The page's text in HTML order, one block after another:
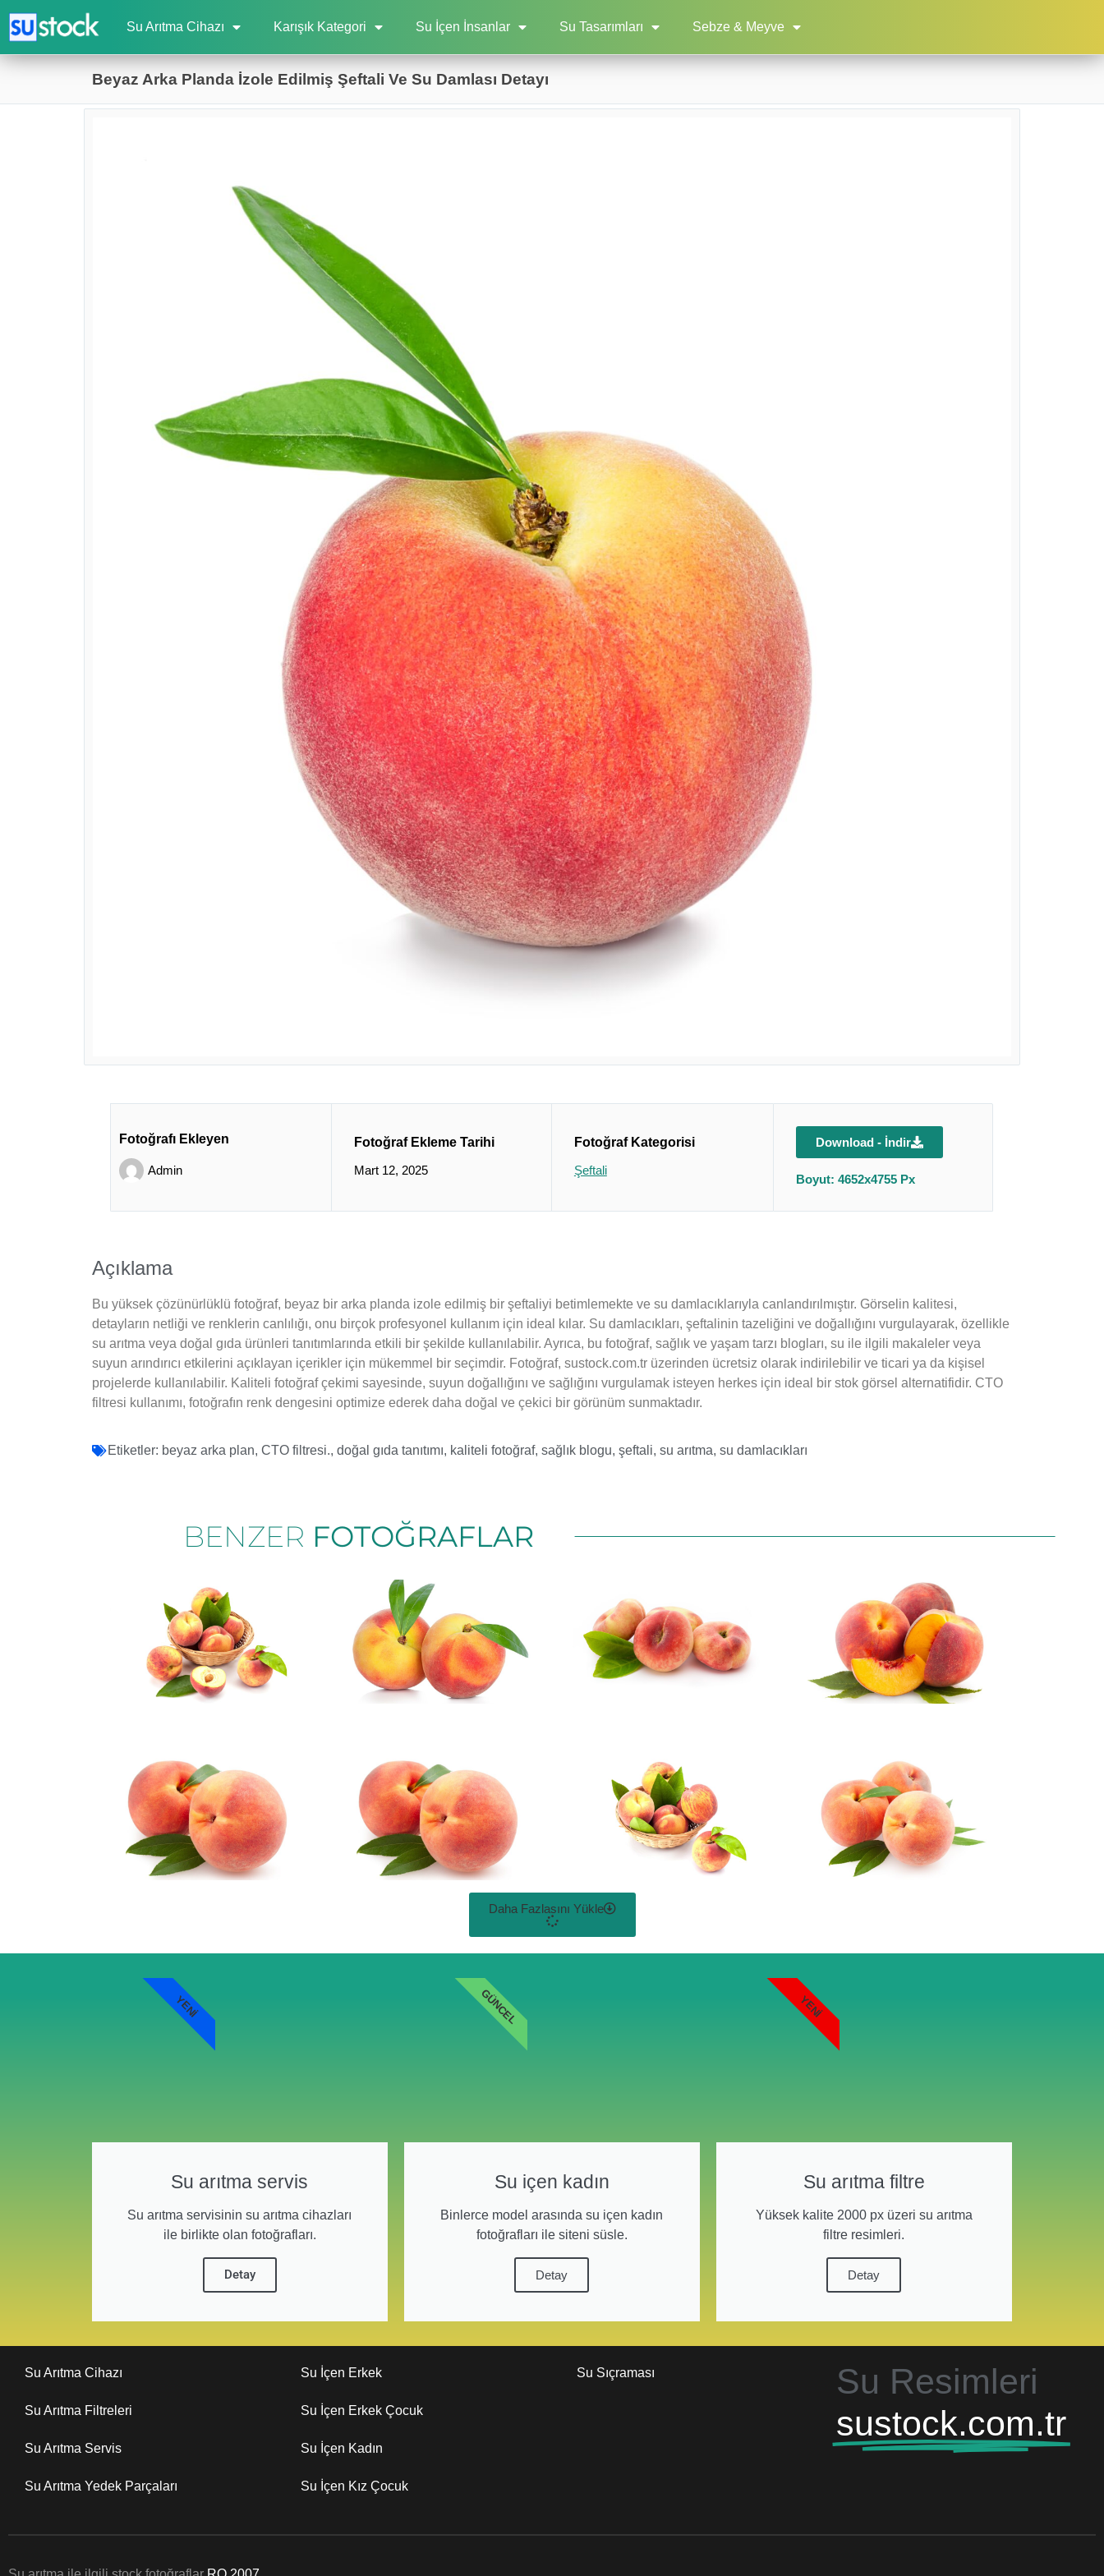
Su Arıtma Cihazı Karışık Kategori Su İçen İnsanlar Su Tasarımları Sebze & Meyve
Beyaz Arka Planda İzole Edilmiş Şeftali Ve Su Damlası Detayı
Fotoğrafı Ekleyen
Admin
Fotoğraf Ekleme Tarihi
Mart 12, 2025
Fotoğraf Kategorisi
Şeftali
Download - İndir
Boyut: 4652x4755 Px
Açıklama
Bu yüksek çözünürlüklü fotoğraf, beyaz bir arka planda izole edilmiş bir şeftaliyi betimlemekte ve su damlacıklarıyla canlandırılmıştır. Görselin kalitesi,
detayların netliği ve renklerin canlılığı, onu birçok profesyonel kullanım için ideal kılar. Su damlacıkları, şeftalinin tazeliğini ve doğallığını vurgulayarak, özellikle
su arıtma veya doğal gıda ürünleri tanıtımlarında etkili bir şekilde kullanılabilir. Ayrıca, bu fotoğraf, sağlık ve yaşam tarzı blogları, su ile ilgili makaleler veya
suyun arındırıcı etkilerini açıklayan içerikler için mükemmel bir seçimdir. Fotoğraf, sustock.com.tr üzerinden ücretsiz olarak indirilebilir ve ticari ya da kişisel
projelerde kullanılabilir. Kaliteli fotoğraf çekimi sayesinde, suyun doğallığını ve sağlığını vurgulamak isteyen herkes için ideal bir stok görsel alternatifidir. CTO
filtresi kullanımı, fotoğrafın renk dengesini optimize ederek daha doğal ve çekici bir görünüm sunmaktadır.
Etiketler: beyaz arka plan, CTO filtresi., doğal gıda tanıtımı, kaliteli fotoğraf, sağlık blogu, şeftali, su arıtma, su damlacıkları
BENZER FOTOĞRAFLAR
Daha Fazlasını Yükle
Su arıtma servis
Su arıtma servisinin su arıtma cihazları
ile birlikte olan fotoğrafları.
Detay
YENI
Su içen kadın
Binlerce model arasında su içen kadın
fotoğrafları ile siteni süsle.
Detay
GÜNCEL
Su arıtma filtre
Yüksek kalite 2000 px üzeri su arıtma
filtre resimleri.
Detay
YENI
Su Arıtma Cihazı
Su Arıtma Filtreleri
Su Arıtma Servis
Su Arıtma Yedek Parçaları
Su İçen Erkek
Su İçen Erkek Çocuk
Su İçen Kadın
Su İçen Kız Çocuk
Su Sıçraması
Su Resimleri
sustock.com.tr